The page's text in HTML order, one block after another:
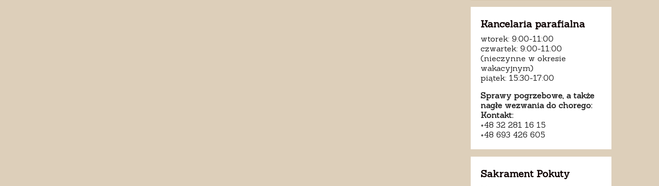
Kancelaria parafialna
wtorek: 9:00-11:00
czwartek: 9:00-11:00
(nieczynne w okresie
wakacyjnym)
piątek: 15:30-17:00
Sprawy pogrzebowe, a także
nagłe wezwania do chorego:
Kontakt:
+48 32 281 16 15
+48 693 426 605
Sakrament Pokuty